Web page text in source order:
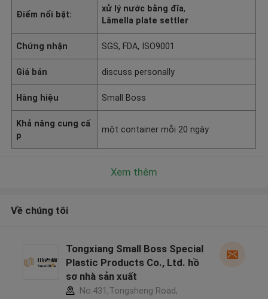
Điểm nổi bật:
xử lý nước bằng đĩa,
Lâmella plate settler
Chứng nhận SGS, FDA, ISO9001
Giá bán discuss personally
Hàng hiệu Small Boss
Khả năng cung cấ
p
một container mỗi 20 ngày
Xem thêm
Về chúng tôi
Tongxiang Small Boss Special
Plastic Products Co., Ltd. hồ
sơ nhà sản xuất
No.431,Tongsheng Road,